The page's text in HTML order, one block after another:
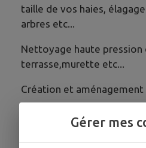
taille de vos haies,
arbres etc...
Nettoyage haute pression
terrasse,murette etc...
Création et
Gérer mes